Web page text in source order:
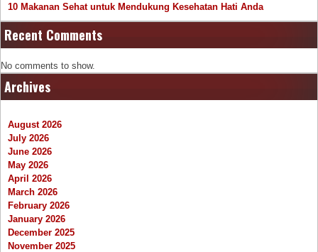
10 Makanan Sehat untuk Mendukung Kesehatan Hati Anda
Recent Comments
No comments to show.
Archives
August 2026
July 2026
June 2026
May 2026
April 2026
March 2026
February 2026
January 2026
December 2025
November 2025